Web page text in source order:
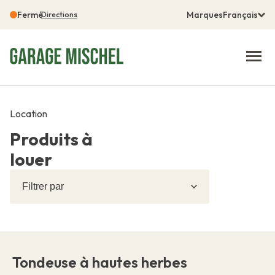
FerméDirections MarquesFrançais
Location
Produits à
louer
par
Tondeuse à hautes herbes